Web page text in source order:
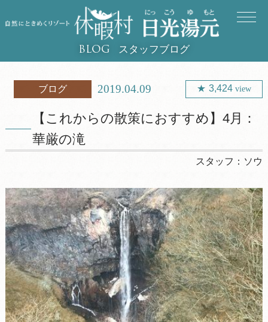
BLOG スタッフブログ
ブログ 2019.04.09 3,424view
【これからの散策におすすめ】4月：
華厳の滝
スタッフ： ソウ